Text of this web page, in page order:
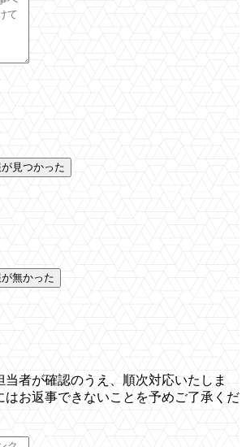
見つかった
無かった
当者が確認のうえ、順次対応いたしま
はお返事できないことを予めご了承くだ